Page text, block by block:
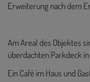
Erweiterung nach dem
Am Areal des Objektes
überdachten Parkdeck
Ein Café im Haus und